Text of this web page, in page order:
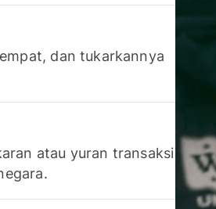
dan tukarkannya
atau yuran transaksi